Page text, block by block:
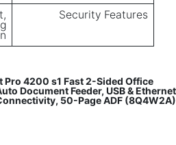
Security Features
Pro 4200 s1 Fast 2-Sided Office
Document Feeder, USB & Ethernet
50-Page ADF (8Q4W2A)